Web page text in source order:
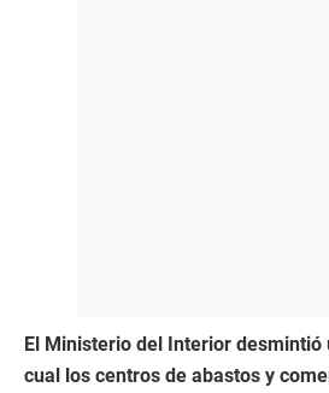
El Ministerio del Interior desmintió
cual los centros de abastos y